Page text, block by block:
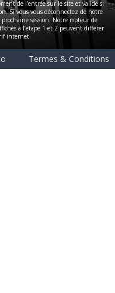
de l’entrée sur le site et valide si
Si vous vous déconnectez de notre
session. Notre moteur de
à l’étape 1 et 2 peuvent différer
internet.
Termes & Conditions